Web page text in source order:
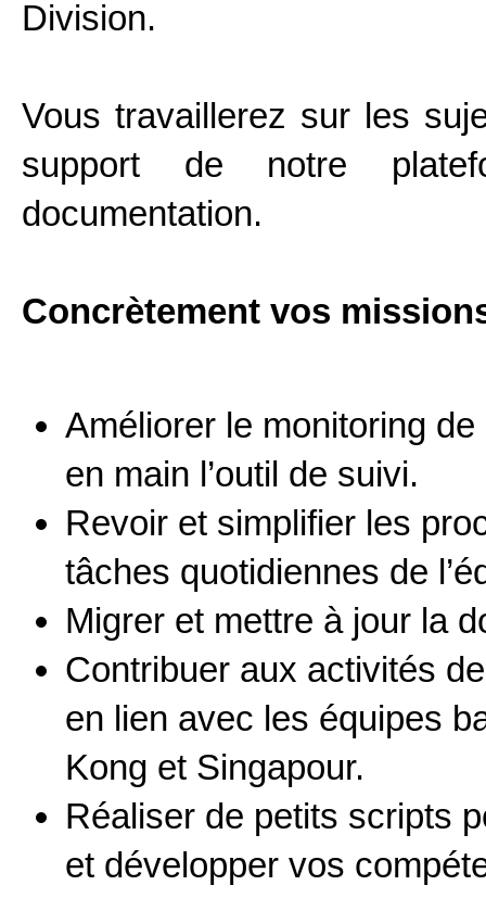
Division.
Vous travaillerez sur les
support de notre
documentation.
Concrètement vos
Améliorer le monitoring
en main l’outil de suivi.
Revoir et simplifier les
tâches quotidiennes de
Migrer et mettre à jour la
Contribuer aux activités
en lien avec les équipes
Kong et Singapour.
Réaliser de petits scripts
et développer vos